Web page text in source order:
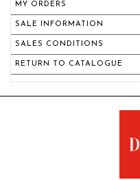
MY ORDERS
SALE INFORMATION
SALES CONDITIONS
RETURN TO CATALOGUE